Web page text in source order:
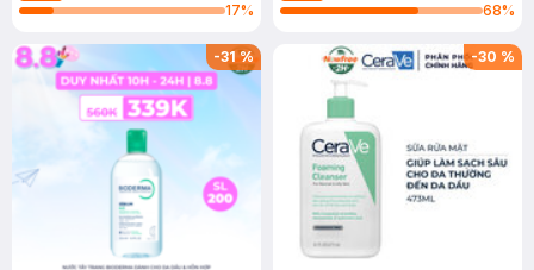
17%
68%
-31% -30 %